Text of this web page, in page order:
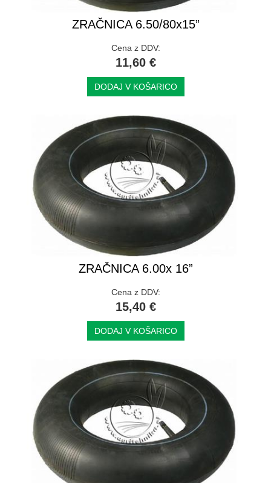
ZRAČNICA 6.50/80x15”
Cena z DDV:
11,60 €
DODAJ V KOŠARICO
ZRAČNICA 6.00x 16”
Cena z DDV:
15,40 €
DODAJ V KOŠARICO